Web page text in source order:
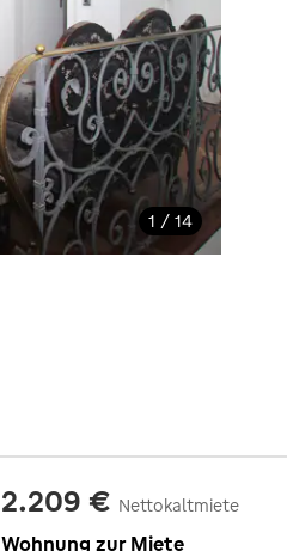
1 / 14
2.209 € Nettokaltmiete
Wohnung zur Miete